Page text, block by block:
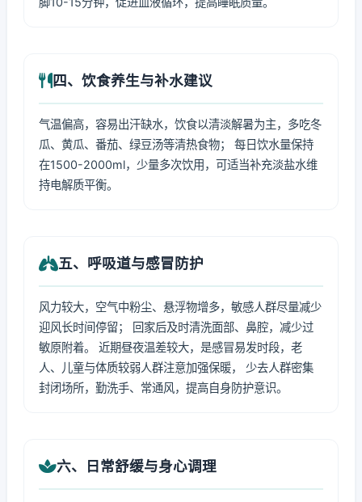
四、饮食养生与补水建议
气温偏高，容易出汗缺水，饮食以清淡解暑为主，多吃冬
瓜、黄瓜、番茄、绿豆汤等清热食物； 每日饮水量保持
在1500-2000ml，少量多次饮用，可适当补充淡盐水维
持电解质平衡。
五、呼吸道与感冒防护
风力较大，空气中粉尘、悬浮物增多，敏感人群尽量减少
迎风长时间停留； 回家后及时清洗面部、鼻腔，减少过
敏原附着。 近期昼夜温差较大，是感冒易发时段，老
人、儿童与体质较弱人群注意加强保暖， 少去人群密集
封闭场所，勤洗手、常通风，提高自身防护意识。
六、日常舒缓与身心调理